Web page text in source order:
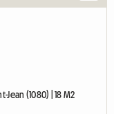
(1080) | 18 M2